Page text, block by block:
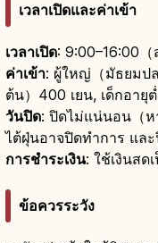
เวลาเปิดและค่าเข้า
เวลาเปิด: 9:00–16:00（
ค่าเข้า: ผู้ใหญ่（มัธยมป
ต้น）400 เยน, เด็กอายุ
วันปิด: ปิดไม่แน่นอน（
ไต้ฝุ่นอาจปิดทำการ แล
การชำระเงิน: ใช้เงินสด
ข้อควรระวัง